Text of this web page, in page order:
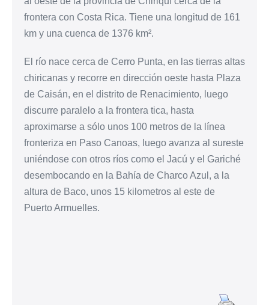
frontera con Costa Rica. Tiene una longitud de 161
km y una cuenca de 1376 km².
El río nace cerca de Cerro Punta, en las tierras altas
chiricanas y recorre en dirección oeste hasta Plaza
de Caisán, en el distrito de Renacimiento, luego
discurre paralelo a la frontera tica, hasta
aproximarse a sólo unos 100 metros de la línea
fronteriza en Paso Canoas, luego avanza al sureste
uniéndose con otros ríos como el Jacú y el Gariché
desembocando en la Bahía de Charco Azul, a la
altura de Baco, unos 15 kilometros al este de
Puerto Armuelles.